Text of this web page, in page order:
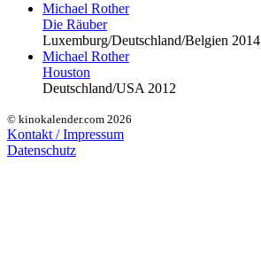
Michael Rother
Die Räuber
Luxemburg/Deutschland/Belgien 2014
Michael Rother
Houston
Deutschland/USA 2012
© kinokalender.com 2026
Kontakt / Impressum
Datenschutz